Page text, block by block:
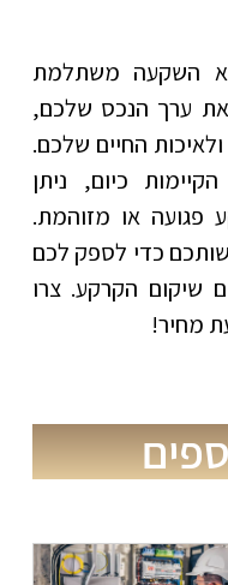
השקעה משתלמת
ערך הנכס שלכם,
החיים שלכם.
כיום, ניתן
או מזוהמת.
כדי לספק לכם
שיקום הקרקע. צרו
מחיר!